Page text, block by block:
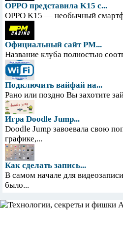
OPPO представила K15 с...
OPPO K15 — необычный
Официальный сайт PM...
Название клуба полностью
Подключить вайфай на...
Рано или поздно Вы захотите
Игра Doodle Jump...
Doodle Jump завоевала свою
графике,...
Как сделать запись...
В самом начале для
было...